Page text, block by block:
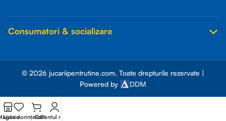
Consumatori & socializare
© 2026 jucariipentrutine.com. Toate drepturile rezervate |
Powered by
DDM
Lista dorințelor
CartContul meu